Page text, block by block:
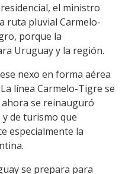
el ministro
ruta pluvial Carmelo-
porque la
Uruguay y la región.
nexo en forma aérea
línea Carmelo-Tigre se
se reinauguró
de turismo que
especialmente la
se prepara para